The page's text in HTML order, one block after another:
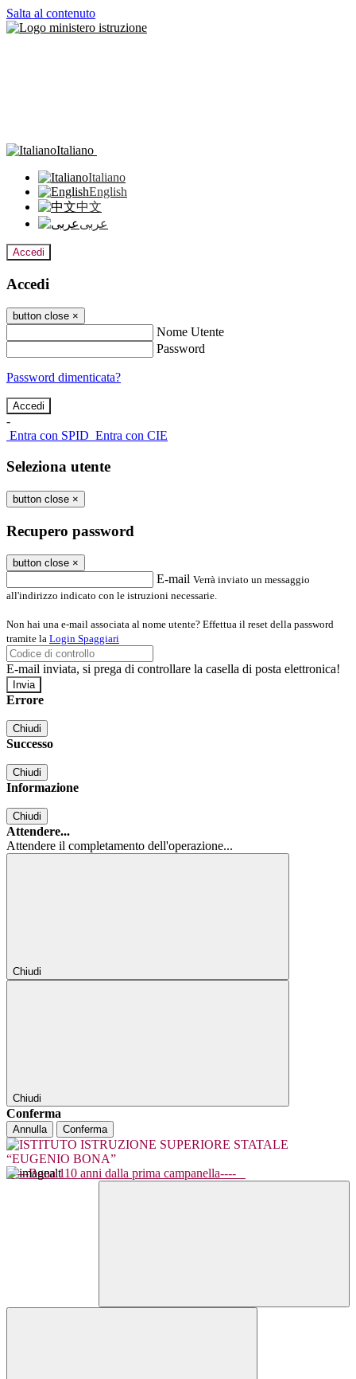
Salta al contenuto
Italiano
Italiano
English
中文
عربى
Accedi
Accedi
button close ×
Nome Utente
Password
Password dimenticata?
-
Entra con SPID Entra con CIE
Seleziona utente
button close ×
Recupero password
button close ×
E-mail Verrà inviato un messaggio
all'indirizzo indicato con le istruzioni necessarie.
Non hai una e-mail associata al nome utente? Effettua il reset della password
tramite la Login Spaggiari
E-mail inviata, si prega di controllare la casella di posta elettronica!
Errore
Chiudi
Successo
Chiudi
Informazione
Chiudi
Attendere...
Attendere il completamento dell'operazione...
Chiudi
Chiudi
Conferma
Annulla Conferma
----Bona 110 anni dalla prima campanella----